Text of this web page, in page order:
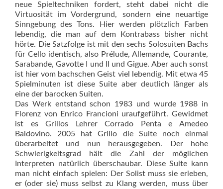
neue Spieltechniken fordert, steht dabei nicht die
Virtuosität im Vordergrund, sondern eine neuartige
Sinngebung des Tons. Hier werden plötzlich Farben
lebendig, die man auf dem Kontrabass bisher nicht
hörte. Die Satzfolge ist mit den sechs Solosuiten Bachs
für Cello identisch, also Prélude, Allemande, Courante,
Sarabande, Gavotte I und II und Gigue. Aber auch sonst
ist hier vom bachschen Geist viel lebendig. Mit etwa 45
Spielminuten ist diese Suite aber deutlich länger als
eine der barocken Suiten.
Das Werk entstand schon 1983 und wurde 1988 in
Florenz von Enrico Francioni uraufgeführt. Gewidmet
ist es Grillos Lehrer Corrado Penta e Amedeo
Baldovino. 2005 hat Grillo die Suite noch einmal
überarbeitet und nun herausgegeben. Der hohe
Schwierigkeitsgrad hält die Zahl der möglichen
Interpreten natürlich überschaubar. Diese Suite kann
man nicht einfach spielen: Der Solist muss sie erleben,
er (oder sie) muss selbst zu Klang werden, muss über